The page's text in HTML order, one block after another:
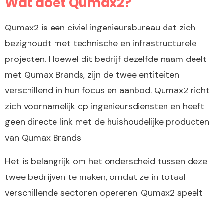
Qumax2 is een civiel ingenieursbureau dat zich
bezighoudt met technische en infrastructurele
projecten. Hoewel dit bedrijf dezelfde naam deelt
met Qumax Brands, zijn de twee entiteiten
verschillend in hun focus en aanbod. Qumax2 richt
zich voornamelijk op ingenieursdiensten en heeft
geen directe link met de huishoudelijke producten
van Qumax Brands.
Het is belangrijk om het onderscheid tussen deze
twee bedrijven te maken, omdat ze in totaal
verschillende sectoren opereren. Qumax2 speelt